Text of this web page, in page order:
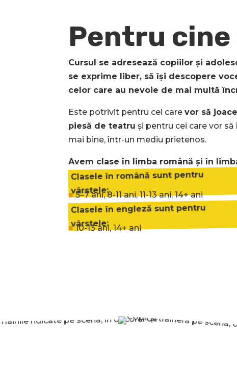
Pentru
Cursul se adresează copiilor și
se exprime liber, să își descopere
celor care au nevoie de mai multă
Este potrivit pentru cei carevor să
piesă de teatru și pentru cei care vor
mai bine, într-un mediu prietenos.
Avem clase în limba română și în
Clasele în română sunt pentru
vârstele:
■5–7 ani, 8-11 ani, 11-13 ani, 14+ ani
Clasele în engleză sunt pentru
vârstele:
■10-13 ani, 14+ ani